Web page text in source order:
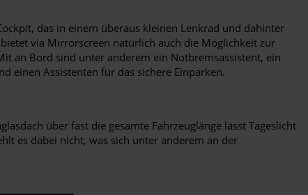
das in einem überaus kleinen Lenkrad und dahinter
via Mirrorscreen natürlich auch die Möglichkeit zur
an Bord sind unter anderem ein Notbremsassistent, ein
einen Assistenten für das sichere Einparken.
über fast die gesamte Fahrzeuglänge lässt Tageslicht
es dabei nicht, was sich unter anderem an der